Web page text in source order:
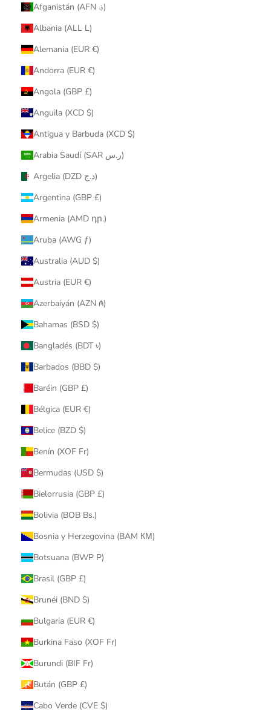
Afganistán (AFN ؋)
Albania (ALL L)
Alemania (EUR €)
Andorra (EUR €)
Angola (GBP £)
Anguila (XCD $)
Antigua y Barbuda (XCD $)
Arabia Saudí (SAR ر.س)
Argelia (DZD د.ج)
Argentina (GBP £)
Armenia (AMD դր.)
Aruba (AWG ƒ)
Australia (AUD $)
Austria (EUR €)
Azerbaiyán (AZN ₼)
Bahamas (BSD $)
Bangladés (BDT ৳)
Barbados (BBD $)
Baréin (GBP £)
Bélgica (EUR €)
Belice (BZD $)
Benín (XOF Fr)
Bermudas (USD $)
Bielorrusia (GBP £)
Bolivia (BOB Bs.)
Bosnia y Herzegovina (BAM КМ)
Botsuana (BWP P)
Brasil (GBP £)
Brunéi (BND $)
Bulgaria (EUR €)
Burkina Faso (XOF Fr)
Burundi (BIF Fr)
Bután (GBP £)
Cabo Verde (CVE $)